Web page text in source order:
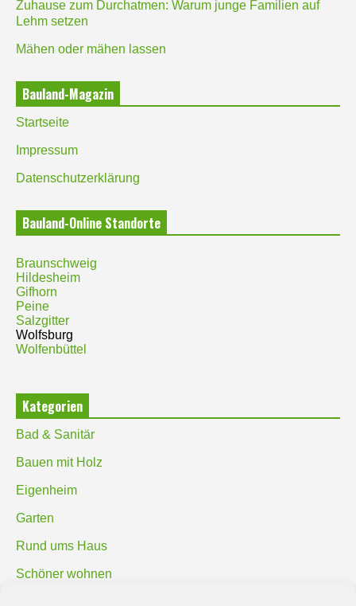
Zuhause zum Durchatmen: Warum junge Familien auf
Lehm setzen
Mähen oder mähen lassen
Bauland-Magazin
Startseite
Impressum
Datenschutzerklärung
Bauland-Online Standorte
Braunschweig
Hildesheim
Gifhorn
Peine
Salzgitter
Wolfsburg
Wolfenbüttel
Kategorien
Bad & Sanitär
Bauen mit Holz
Eigenheim
Garten
Rund ums Haus
Schöner wohnen